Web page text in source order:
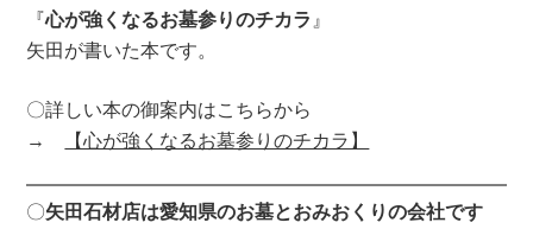
『心が強くなるお墓参りのチカラ 』
矢田が書いた本です。
〇詳しい本の御案内はこちらから
→
【心が強くなるお墓参りのチカラ】
〇矢田石材店は愛知県のお墓とおみおくりの会社です